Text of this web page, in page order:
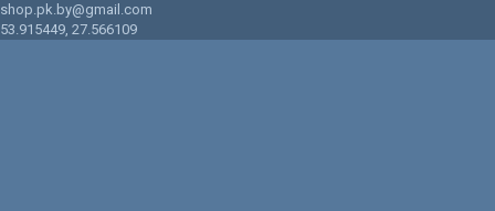
shop.pk.by@gmail.com
53.915449, 27.566109